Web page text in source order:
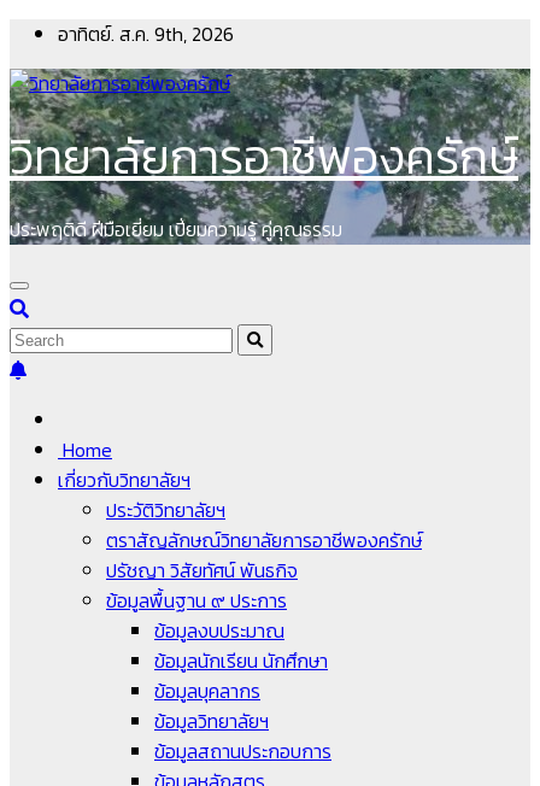
Skip
to
content
อาทิตย์. ส.ค. 9th, 2026
วิทยาลัยการอาชีพองครักษ์
ประพฤติดี ฝีมือเยี่ยม เปี่ยมความรู้ คู่คุณธรรม
Home
เกี่ยวกับวิทยาลัยฯ
ประวัติวิทยาลัยฯ
ตราสัญลักษณ์วิทยาลัยการอาชีพองครักษ์
ปรัชญา วิสัยทัศน์ พันธกิจ
ข้อมูลพื้นฐาน ๙ ประการ
ข้อมูลงบประมาณ
ข้อมูลนักเรียน นักศึกษา
ข้อมูลบุคลากร
ข้อมูลวิทยาลัยฯ
ข้อมูลสถานประกอบการ